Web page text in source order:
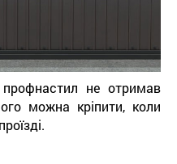
не отримав
можна кріпити, коли